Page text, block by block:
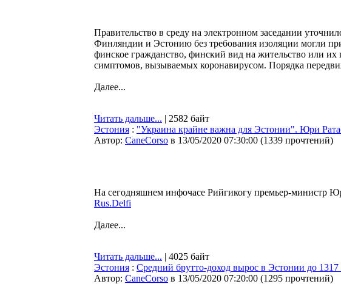
Правительство в среду на электронном заседании
Финляндии и Эстонию без требования изоляции могли
финское гражданство, финский вид на жительство или
симптомов, вызываемых коронавирусом. Порядка
Далее...
Читать дальше... | 2582 байт
Эстония : "Украина крайне важна для Эстонии". Юри
Автор: CaneCorso в 13/05/2020 07:30:00 (1339 прочтений)
На сегодняшнем инфочасе Рийгикогу премьер-министр
Rus.Delfi
Далее...
Читать дальше... | 4025 байт
Эстония : Cредний брутто-доход вырос в Эстонии до 1317
Автор: CaneCorso в 13/05/2020 07:20:00 (1295 прочтений)